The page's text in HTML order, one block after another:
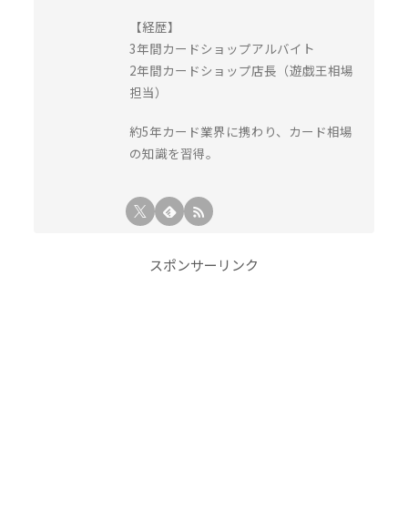
【経歴】
3年間カードショップアルバイト
2年間カードショップ店長（遊戯王相場
担当）
約5年カード業界に携わり、カード相場
の知識を習得。
スポンサーリンク